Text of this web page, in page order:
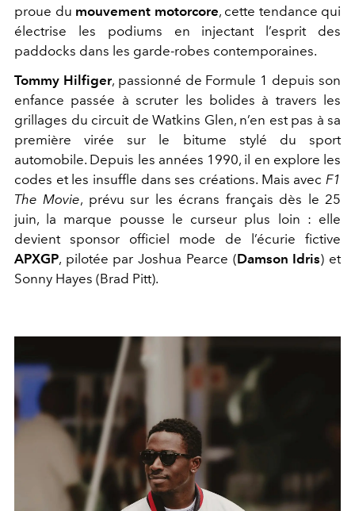
proue du mouvement motorcore, cette tendance qui
électrise les podiums en injectant l’esprit des
paddocks dans les garde-robes contemporaines.
Tommy Hilfiger, passionné de Formule 1 depuis son
enfance passée à scruter les bolides à travers les
grillages du circuit de Watkins Glen, n’en est pas à sa
première virée sur le bitume stylé du sport
automobile. Depuis les années 1990, il en explore les
codes et les insuffle dans ses créations. Mais avec F1
The Movie, prévu sur les écrans français dès le 25
juin, la marque pousse le curseur plus loin : elle
devient sponsor officiel mode de l’écurie fictive
APXGP, pilotée par Joshua Pearce (Damson Idris) et
Sonny Hayes (Brad Pitt).